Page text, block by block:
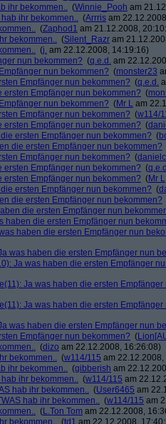
ihr bekommen.. (Winnie_Pooh am
ihr bekommen.. (Arrris am
(Zaphod1 am 21.12.2008,
bekommen.. (Silent_Razr am
(j. am 22.12.2008, 14:19:16)
nun bekommen? (q.e.d. am
nun bekommen? (monster23
Empfänger nun bekommen? (q.e.d.
ersten Empfänger nun bekommen? (
nun bekommen? (Mr L am
Empfänger nun bekommen? (w114/
ersten Empfänger nun bekommen? (
ersten Empfänger nun bekommen? (
die ersten Empfänger nun bekommen?
Empfänger nun bekommen? (
ersten Empfänger nun bekommen? (
ersten Empfänger nun bekommen? (Mr L
ersten Empfänger nun bekommen? (
die ersten Empfänger nun bekommen?
die ersten Empfänger nun
haben die ersten Empfänger nun
haben die ersten Empfänger nun
was haben die ersten Empfänger nun
Ja was haben die ersten Empfänger
Ja was haben die ersten
Ja was haben die ersten
was haben die ersten Empfänger nun
Empfänger nun bekommen? (
(dizo am 22.12.2008, 16:26:08)
bekommen.. (w114/115 am
ihr bekommen.. (gibberish am
ihr bekommen.. (w114/115 am
hab ihr bekommen.. (User6465 am
hab ihr bekommen.. (w114/115 am
(L.Ton Tom am 22.12.2008,
bekommen.. (td1 am 22.12.2008,